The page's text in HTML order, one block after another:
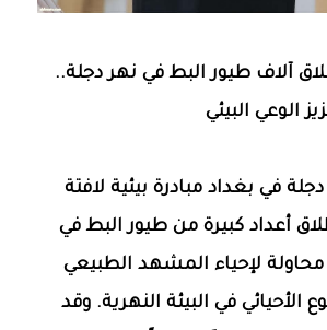
آلاف طيور البط في نهر دجلة..
الوعي البيئي
في بغداد مبادرة بيئية لافتة
أعداد كبيرة من طيور البط في
محاولة لإحياء المشهد الطبيعي
الأحيائي في البيئة النهرية. وقد